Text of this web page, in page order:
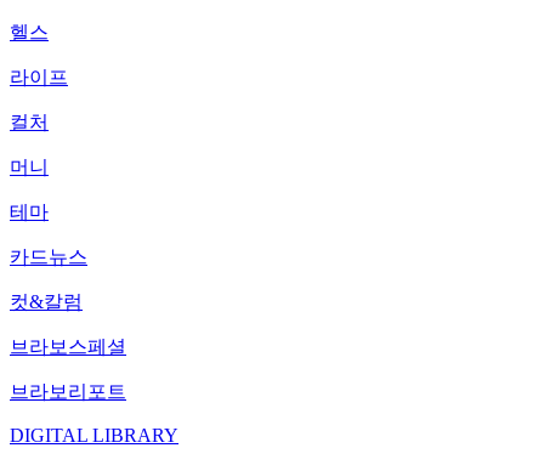
헬스
라이프
컬처
머니
테마
카드뉴스
컷&칼럼
브라보스페셜
브라보리포트
DIGITAL LIBRARY